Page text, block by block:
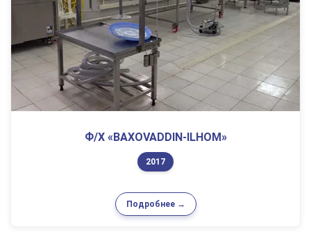
Ф/Х «BAXOVADDIN-ILHOM»
2017
Подробнее →